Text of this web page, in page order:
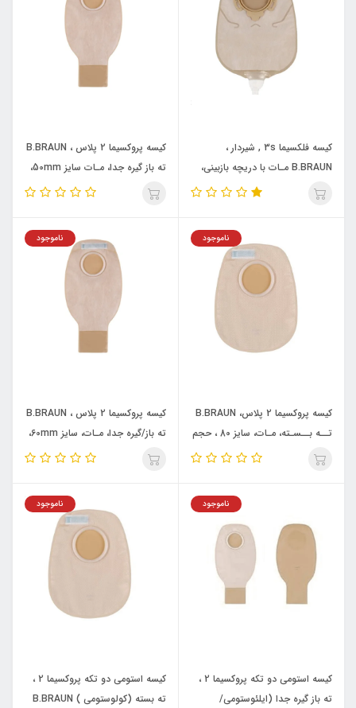
کیسه فلکسیما 3s , شیردار ،
B.BRAUN مـات با دریچه بازبینی،
سایز 65mm، حجم 620m
کیسه پروکسیما 2 پلاس ، B.BRAUN
ته باز گیره جدا، مـات سایز 50mm،
حجم 740ml، با فیلتر(ایلئوستومی/
ناموجود
کیسه پروکسیما 2 پلاس، B.BRAUN
تــه بــسـته، مـات، سایز 80 ، حجم
445، (کولوستومی ) کد 74180a
ناموجود
کیسه پروکسیما 2 پلاس ، B.BRAUN
ته باز/گیره جدا، مـات، سایز 60mm،
حجم 720ml، با فیلتر (ایلئوستومی/
ناموجود
کیسه استومی دو تکه پروکسیما 2 ،
ته باز گیره جدا (ایلئوستومی/
ناموجود
کیسه استومی دو تکه پروکسیما 2 ،
ته بسته (کولوستومی ) B.BRAUN